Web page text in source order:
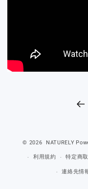
© 2026 NATURELY
利用規約 特定商
連絡先情